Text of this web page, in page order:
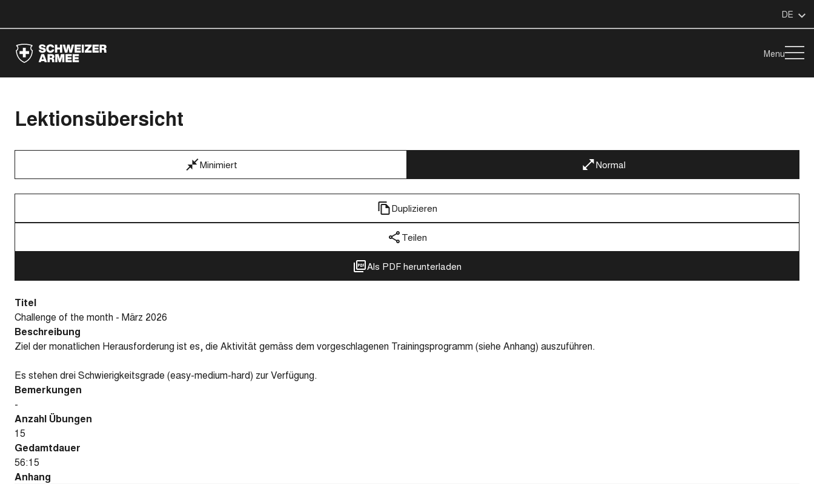
DE
Menu
Lektionsübersicht
Minimiert Normal
Duplizieren
Teilen
Als PDF herunterladen
Titel
Challenge of the month - März 2026
Beschreibung
Ziel der monatlichen Herausforderung ist es, die Aktivität gemäss dem vorgeschlagenen Trainingsprogramm (siehe Anhang) auszuführen.
Es stehen drei Schwierigkeitsgrade (easy-medium-hard) zur Verfügung.
Bemerkungen
-
Anzahl Übungen
15
Gedamtdauer
56:15
Anhang